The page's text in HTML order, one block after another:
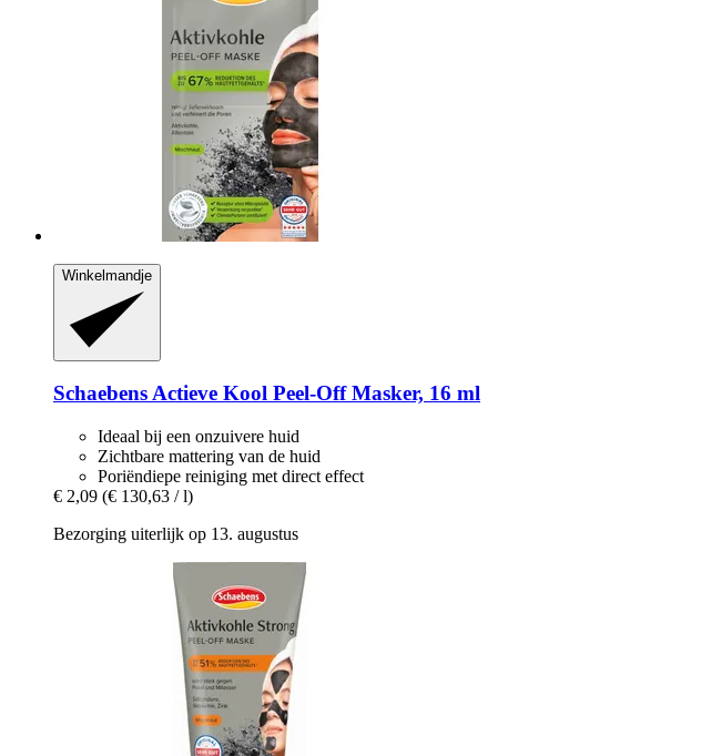
Winkelmandje
SchaebensActieve Kool Peel-​Off Masker, 16 ml
Ideaal bij een onzuivere huid
Zichtbare mattering van de huid
Poriëndiepe reiniging met direct effect
€ 2,09 (€ 130,63 / l)
Bezorging uiterlijk op 13. augustus